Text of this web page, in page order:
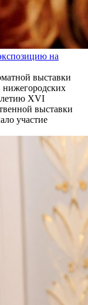
на
выставки
нижегородских
летию XVI
выставки
участие